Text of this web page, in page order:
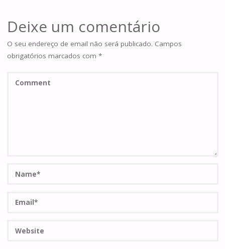
Deixe um comentário
O seu endereço de email não será publicado. Campos
obrigatórios marcados com *